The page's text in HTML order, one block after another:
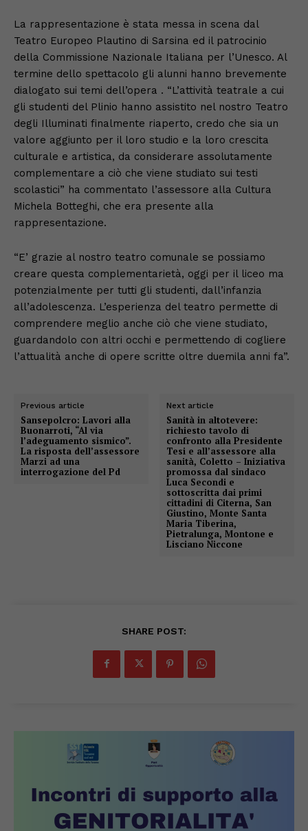
La rappresentazione è stata messa in scena dal
Teatro Europeo Plautino di Sarsina ed il patrocinio
della Commissione Nazionale Italiana per l’Unesco. Al
termine dello spettacolo gli alunni hanno brevemente
dialogato sui temi dell’opera . “L’attività teatrale a cui
gli studenti del Plinio hanno assistito nel nostro Teatro
degli Illuminati finalmente riaperto, credo che sia un
valore aggiunto per il loro studio e la loro crescita
culturale e artistica, da considerare assolutamente
complementare a ciò che viene studiato sui testi
scolastici” ha commentato l’assessore alla Cultura
Michela Botteghi, che era presente alla
rappresentazione.
“E’ grazie al nostro teatro comunale se possiamo
creare questa complementarietà, oggi per il liceo ma
potenzialmente per tutti gli studenti, dall’infanzia
all’adolescenza. L’esperienza del teatro permette di
comprendere meglio anche ciò che viene studiato,
guardandolo con altri occhi e permettendo di cogliere
l’attualità anche di opere scritte oltre duemila anni fa”.
Previous article
Sansepolcro: Lavori alla
Buonarroti, “Al via
l’adeguamento sismico”.
La risposta dell’assessore
Marzi ad una
interrogazione del Pd
Next article
Sanità in altotevere:
richiesto tavolo di
confronto alla Presidente
Tesi e all’assessore alla
sanità, Coletto – Iniziativa
promossa dal sindaco
Luca Secondi e
sottoscritta dai primi
cittadini di Citerna, San
Giustino, Monte Santa
Maria Tiberina,
Pietralunga, Montone e
Lisciano Niccone
SHARE POST: